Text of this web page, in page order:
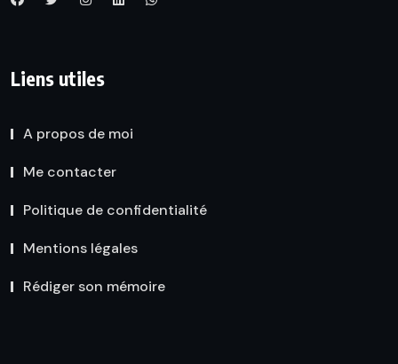
Liens utiles
A propos de moi
Me contacter
Politique de confidentialité
Mentions légales
Rédiger son mémoire